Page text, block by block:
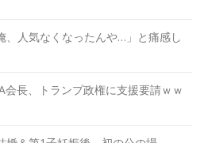
、人気なくなったんや…」と痛感し
会長、トランプ政権に支援要請ｗｗ